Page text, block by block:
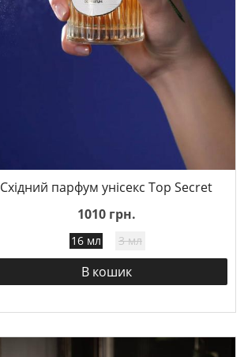
Східний парфум унісекс Top Secret
1010 грн.
16 мл 3 мл
В кошик